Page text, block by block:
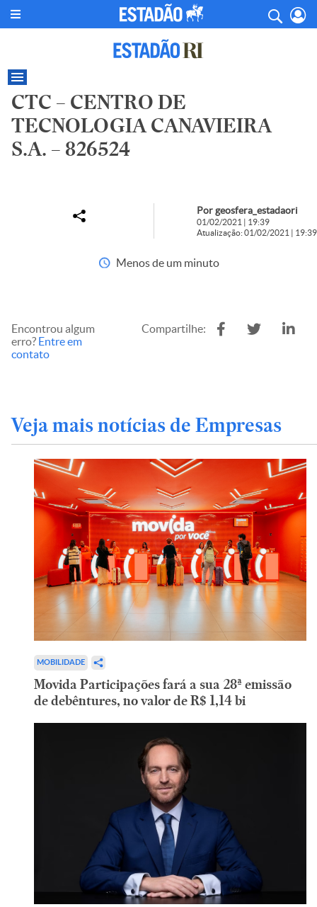
CTC – CENTRO DE
TECNOLOGIA CANAVIEIRA
S.A. – 826524
Por geosfera_estadaori
01/02/2021 | 19:39
Atualização: 01/02/2021 | 19:39
Menos de um minuto
Encontrou algum
erro? Entre em
contato
Compartilhe:
Veja mais notícias de Empresas
MOBILIDADE
Movida Participações fará a sua 28ª emissão
de debêntures, no valor de R$ 1,14 bi